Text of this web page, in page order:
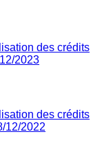
des crédits
2023
des crédits
12/2022